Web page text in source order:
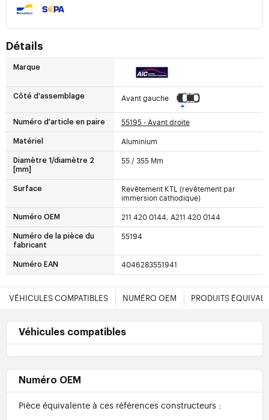
Détails
Marque
Côté d'assemblage Avant gauche
Numéro d'article en paire 55195 - Avant droite
Matériel Aluminium
Diamètre 1/diamètre 2
[mm]
55 / 355 Mm
Surface
Revêtement KTL (revêtement par
immersion cathodique)
Numéro OEM 211 420 0144, A211 420 0144
Numéro de la pièce du
fabricant
55194
Numéro EAN 4046283551941
VÉHICULES COMPATIBLES NUMÉRO OEM PRODUITS
Véhicules compatibles
Numéro OEM
Pièce équivalente à ces références constructeurs :